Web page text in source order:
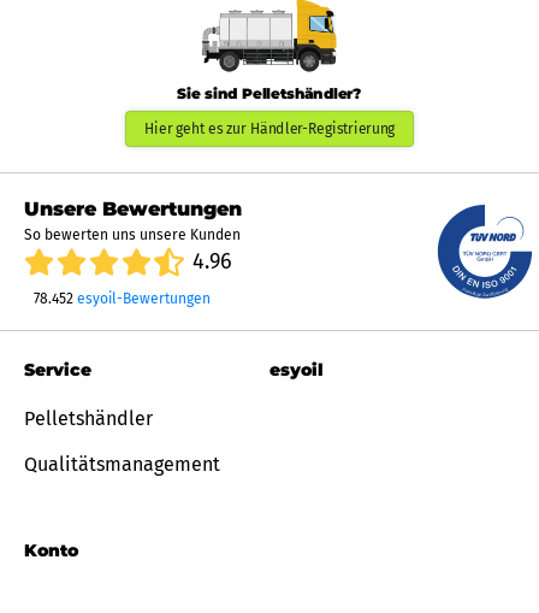
Sie sind Pelletshändler?
Hier geht es zur Händler-Registrierung
Unsere Bewertungen
So bewerten uns unsere Kunden
4.96
78.452 esyoil-Bewertungen
Service
Pelletshändler
Qualitätsmanagement
Konto
esyoil